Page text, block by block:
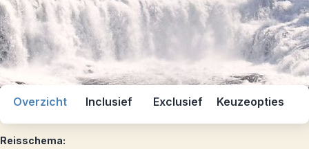
Overzicht Inclusief Exclusief Keuzeopties
Reisschema: